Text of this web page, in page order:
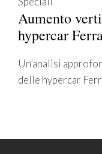
Aumento
hypercar
Un’analisi
delle hypercar